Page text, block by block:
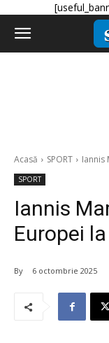
Acasă SPORT Iannis
SPORT
Iannis
Europei
By 6 octombrie 2025